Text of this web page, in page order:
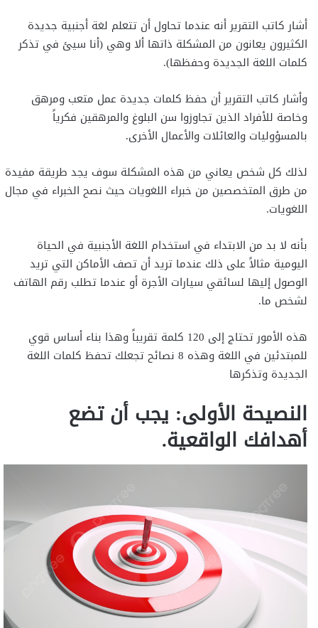
أشار كاتب التقرير أنه عندما تحاول أن تتعلم لغة أجنبية جديدة
الكثيرون يعانون من المشكلة ذاتها ألا وهي (أنا سيئ في تذكر
كلمات اللغة الجديدة وحفظها).
وأشار كاتب التقرير أن حفظ كلمات جديدة عمل متعب ومرهق
وخاصة للأفراد الذين تجاوزوا سن البلوغ والمرهقين فكرياً
بالمسؤوليات والعائلات والأعمال الأخرى.
لذلك كل شخص يعاني من هذه المشكلة سوف يجد طريقة مفيدة
من طرق المتخصصين من خبراء اللغويات حيث نصح الخبراء في مجال
اللغويات.
بأنه لا بد من الابتداء في استخدام اللغة الأجنبية في الحياة
اليومية مثالاً على ذلك عندما تريد أن تصف الأماكن التي تريد
الوصول إليها لسائقي سيارات الأجرة أو عندما تطلب رقم الهاتف
لشخص ما.
هذه الأمور تحتاج إلى 120 كلمة تقريباً وهذا بناء أساس قوي
للمبتدئين في اللغة وهذه 8 نصائح تجعلك تحفظ كلمات اللغة
الجديدة وتذكرها
النصيحة الأولى: يجب أن تضع
أهدافك الواقعية.